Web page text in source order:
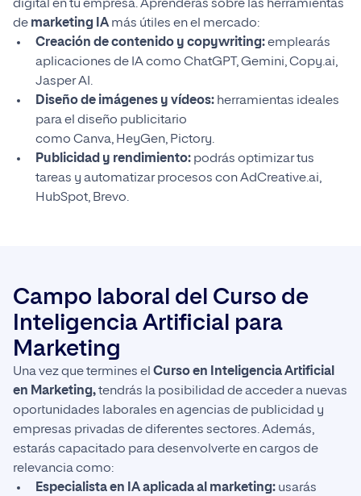
digital en tu empresa. Aprenderás sobre las herramientas
de marketing IAmás útiles en el mercado:
Creación de contenido y copywriting:emplearás
aplicaciones de IA como ChatGPT, Gemini, Copy.ai,
Jasper AI.
Diseño de imágenes y vídeos: herramientas ideales
para el diseño publicitario
como Canva, HeyGen, Pictory.
Publicidad y rendimiento: podrás optimizar tus
tareas y automatizar procesos con AdCreative.ai,
HubSpot, Brevo.
Campo laboral del Curso de
Inteligencia Artificial para
Marketing
Una vez que termines el Curso en Inteligencia Artificial
en Marketing,tendrás la posibilidad de acceder a nuevas
oportunidades laborales en agencias de publicidad y
empresas privadas de diferentes sectores. Además,
estarás capacitado para desenvolverte en cargos de
relevancia como:
Especialista en IA aplicada al marketing: usarás